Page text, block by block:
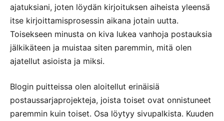
ajatuksiani, joten löydän kirjoituksen aiheista yleensä
itse kirjoittamisprosessin aikana jotain uutta.
Toisekseen minusta on kiva lukea vanhoja postauksia
jälkikäteen ja muistaa siten paremmin, mitä olen
ajatellut asioista ja miksi.
Blogin puitteissa olen aloitellut erinäisiä
postaussarjaprojekteja, joista toiset ovat onnistuneet
paremmin kuin toiset. Osa löytyy sivupalkista. Kuuden